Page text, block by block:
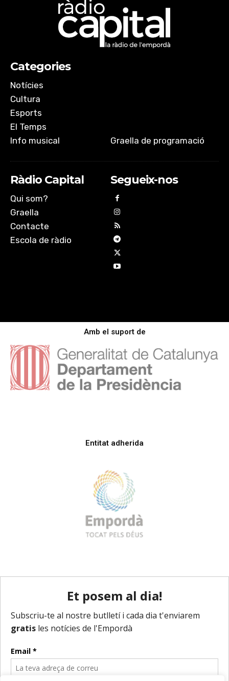
Categories
Notícies
Cultura
Esports
El Temps
Info musical
Graella de programació
Ràdio Capital
Qui som?
Graella
Contacte
Escola de ràdio
Segueix-nos
Amb el suport de
Entitat adherida